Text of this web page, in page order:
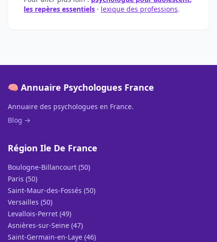
les repères essentiels · lexique des professions.
🧠 Annuaire Psychologues France
Annuaire des psychologues en France.
Blog →
Région Ile De France
Boulogne-Billancourt (50)
Paris (50)
Saint-Maur-des-Fossés (50)
Versailles (50)
Levallois-Perret (49)
Asnières-sur-Seine (47)
Saint-Germain-en-Laye (46)